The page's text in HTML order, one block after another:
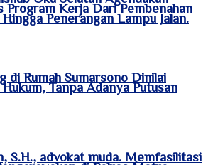
Program Kerja Dari Pembenahan
Penerangan Lampu Jalan.
di Rumah Sumarsono Dinilai
Tanpa Adanya Putusan
S.H., advokat muda. Memfasilitasi